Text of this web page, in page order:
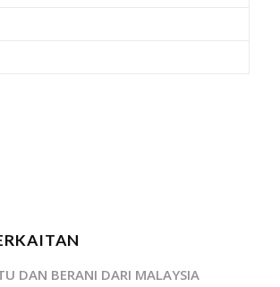
DAN BERANI DARI MALAYSIA